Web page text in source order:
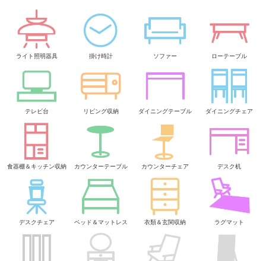
ライト照明器具 掛け時計 ソファー ローテーブル
テレビ台 リビング収納 ダイニングテーブル ダイニングチェア
食器棚＆キッチン収納 カウンターテーブル カウンターチェア デスク机
デスクチェア ベッド＆マットレス 衣類＆玄関収納 ラグマット